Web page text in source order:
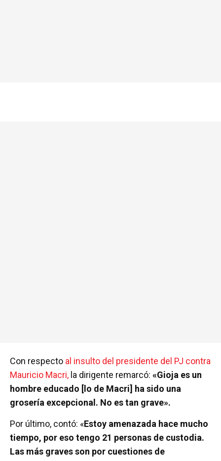
Con respecto al insulto del presidente del PJ contra
Mauricio Macri, la dirigente remarcó: «Gioja es un
hombre educado [lo de Macri] ha sido una
grosería excepcional. No es tan grave».
Por último, contó: «Estoy amenazada hace mucho
tiempo, por eso tengo 21 personas de custodia.
Las más graves son por cuestiones de